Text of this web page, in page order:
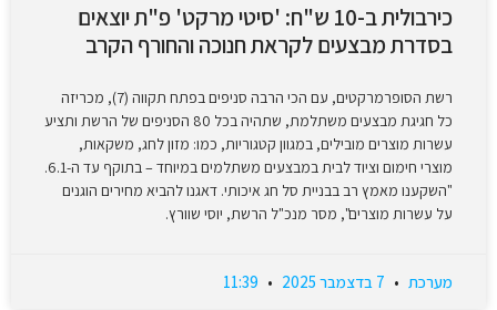
כירבולית ב-10 ש"ח: 'סיטי מרקט' פ"ת יוצאים
בסדרת מבצעים לקראת חנוכה והחורף הקרב
רשת הסופרמרקטים, עם הכי הרבה סניפים בפתח תקווה (7), מכריזה
כל חגיגת מבצעים משתלמת, שתהיה בכל 80 הסניפים של הרשת ותציע
עשרות מוצרים מובילים, במגוון קטגוריות, כמו: מזון לחג, משקאות,
מוצרי חימום וציוד לבית במבצעים משתלמים במיוחד – בתוקף עד ה-6.1.
"השקענו מאמץ רב בבניית סל חג איכותי. דאגנו להביא מחירים הוגנים
על עשרות מוצרים", מסר מנכ"ל הרשת, יוסי שוורץ.
מערכת